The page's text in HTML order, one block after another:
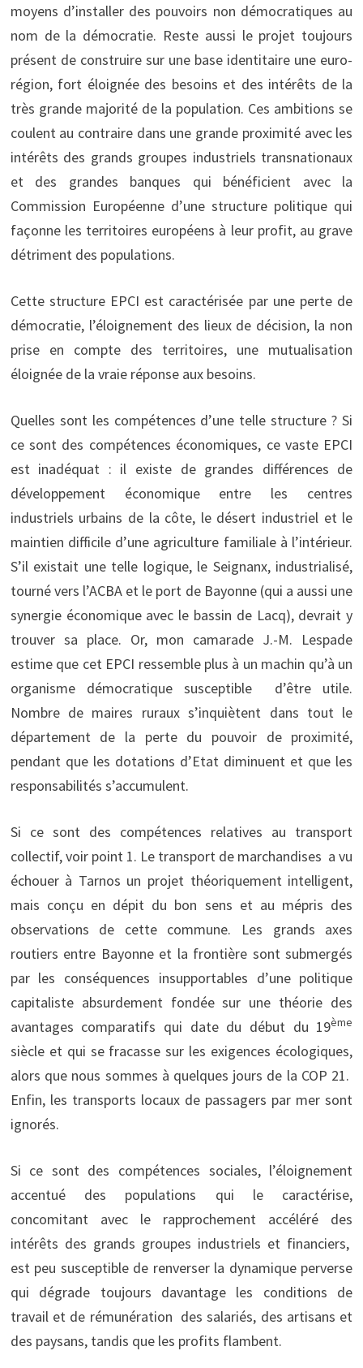
moyens d’installer des pouvoirs non démocratiques au
nom de la démocratie. Reste aussi le projet toujours
présent de construire sur une base identitaire une euro-
région, fort éloignée des besoins et des intérêts de la
très grande majorité de la population. Ces ambitions se
coulent au contraire dans une grande proximité avec les
intérêts des grands groupes industriels transnationaux
et des grandes banques qui bénéficient avec la
Commission Européenne d’une structure politique qui
façonne les territoires européens à leur profit, au grave
détriment des populations.
Cette structure EPCI est caractérisée par une perte de
démocratie, l’éloignement des lieux de décision, la non
prise en compte des territoires, une mutualisation
éloignée de la vraie réponse aux besoins.
Quelles sont les compétences d’une telle structure ? Si
ce sont des compétences économiques, ce vaste EPCI
est inadéquat : il existe de grandes différences de
développement économique entre les centres
industriels urbains de la côte, le désert industriel et le
maintien difficile d’une agriculture familiale à l’intérieur.
S’il existait une telle logique, le Seignanx, industrialisé,
tourné vers l’ACBA et le port de Bayonne (qui a aussi une
synergie économique avec le bassin de Lacq), devrait y
trouver sa place. Or, mon camarade J.-M. Lespade
estime que cet EPCI ressemble plus à un machin qu’à un
organisme démocratique susceptible d’être utile.
Nombre de maires ruraux s’inquiètent dans tout le
département de la perte du pouvoir de proximité,
pendant que les dotations d’Etat diminuent et que les
responsabilités s’accumulent.
Si ce sont des compétences relatives au transport
collectif, voir point 1. Le transport de marchandises a vu
échouer à Tarnos un projet théoriquement intelligent,
mais conçu en dépit du bon sens et au mépris des
observations de cette commune. Les grands axes
routiers entre Bayonne et la frontière sont submergés
par les conséquences insupportables d’une politique
capitaliste absurdement fondée sur une théorie des
avantages comparatifs qui date du début du 19ème
siècle et qui se fracasse sur les exigences écologiques,
alors que nous sommes à quelques jours de la COP 21.
Enfin, les transports locaux de passagers par mer sont
ignorés.
Si ce sont des compétences sociales, l’éloignement
accentué des populations qui le caractérise,
concomitant avec le rapprochement accéléré des
intérêts des grands groupes industriels et financiers,
est peu susceptible de renverser la dynamique perverse
qui dégrade toujours davantage les conditions de
travail et de rémunération des salariés, des artisans et
des paysans, tandis que les profits flambent.